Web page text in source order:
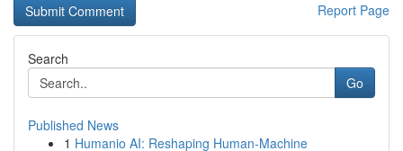
Report Page
Search
Go
Published News
1 Humanio AI: Reshaping Human-Machine